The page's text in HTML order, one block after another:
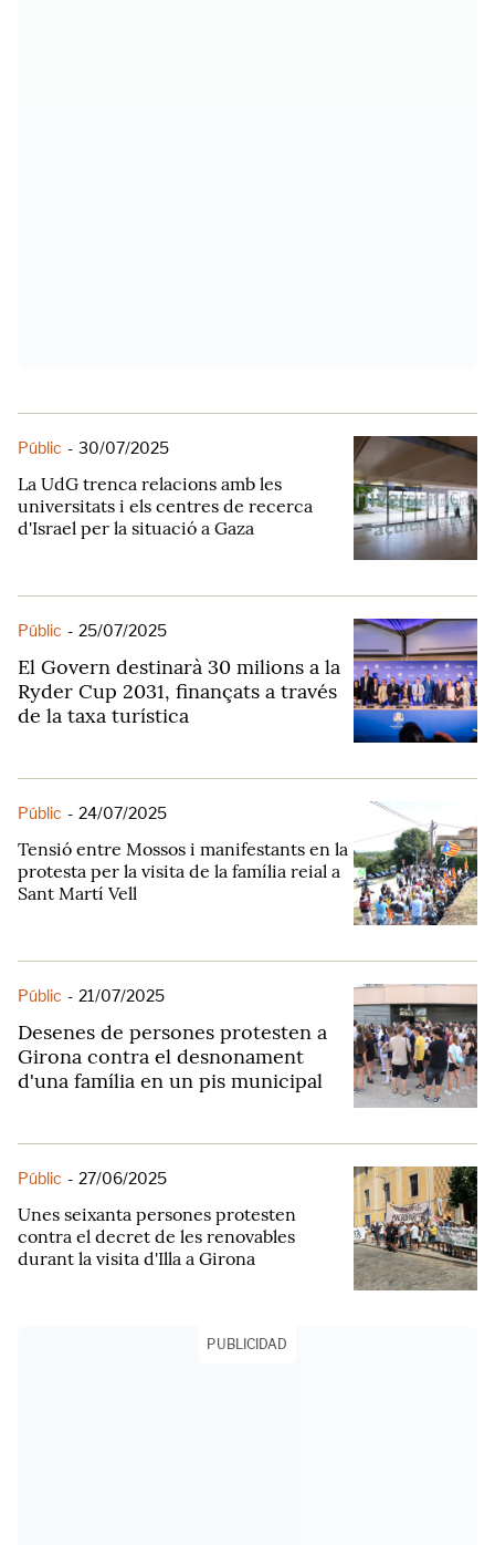
Públic - 30/07/2025
La UdG trenca relacions amb les
universitats i els centres de recerca
d'Israel per la situació a Gaza
Públic - 25/07/2025
El Govern destinarà 30 milions a la
Ryder Cup 2031, finançats a través
de la taxa turística
Públic - 24/07/2025
Tensió entre Mossos i manifestants en la
protesta per la visita de la família reial a
Sant Martí Vell
Públic - 21/07/2025
Desenes de persones protesten a
Girona contra el desnonament
d'una família en un pis municipal
Públic - 27/06/2025
Unes seixanta persones protesten
contra el decret de les renovables
durant la visita d'Illa a Girona
PUBLICIDAD